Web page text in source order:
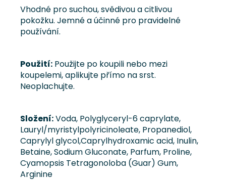
Vhodné pro suchou, svědivou a citlivou
pokožku. Jemné a účinné pro pravidelné
používání.
Použití: Použijte po koupili nebo mezi
koupelemi, aplikujte přímo na srst.
Neoplachujte.
Složení:Voda, Polyglyceryl-6 caprylate,
Lauryl/myristylpolyricinoleate, Propanediol,
Caprylyl glycol,Caprylhydroxamic acid, Inulin,
Betaine, Sodium Gluconate, Parfum, Proline,
Cyamopsis Tetragonoloba (Guar) Gum,
Arginine